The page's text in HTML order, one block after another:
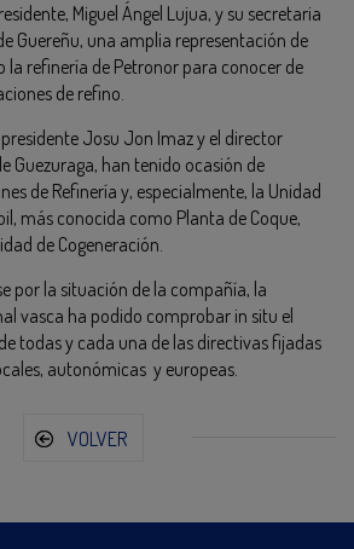
Miguel Ángel Lujua, y su secretaria
Guereñu, una amplia representación de
la refinería de Petronor para conocer de
de refino.
Josu Jon Imaz y el director
Guezuraga, han tenido ocasión de
de Refinería y, especialmente, la Unidad
más conocida como Planta de Coque,
de Cogeneración.
por la situación de la compañía, la
vasca ha podido comprobar in situ el
todas y cada una de las directivas fijadas
autonómicas y europeas.
VOLVER